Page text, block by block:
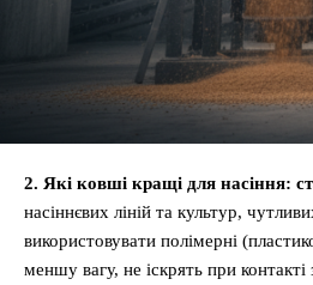
2. Які ковші кращі для насіння:
насіннєвих ліній та культур,
використовувати полімерні
меншу вагу, не іскрять при